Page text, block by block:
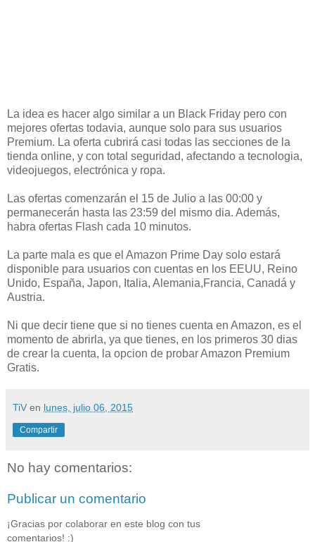
La idea es hacer algo similar a un Black Friday pero con
mejores ofertas todavia, aunque solo para sus usuarios
Premium. La oferta cubrirá casi todas las secciones de la
tienda online, y con total seguridad, afectando a tecnologia,
videojuegos, electrónica y ropa.
Las ofertas comenzarán el 15 de Julio a las 00:00 y
permanecerán hasta las 23:59 del mismo dia. Además,
habra ofertas Flash cada 10 minutos.
La parte mala es que el Amazon Prime Day solo estará
disponible para usuarios con cuentas en los EEUU, Reino
Unido, España, Japon, Italia, Alemania,Francia, Canadá y
Austria.
Ni que decir tiene que si no tienes cuenta en Amazon, es el
momento de abrirla, ya que tienes, en los primeros 30 dias
de crear la cuenta, la opcion de probar Amazon Premium
Gratis.
TiV en lunes, julio 06, 2015
Compartir
No hay comentarios:
Publicar un comentario
¡Gracias por colaborar en este blog con tus
comentarios! :)